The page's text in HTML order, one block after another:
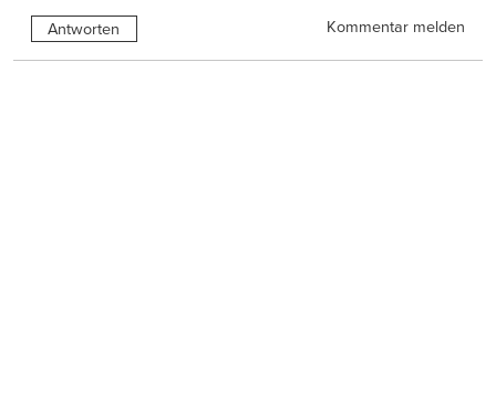
Antworten Kommentar melden